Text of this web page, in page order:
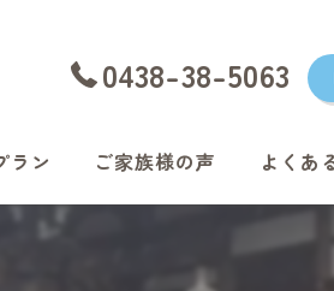
0438-38-5063
ラン ご家族様の声 よくあ